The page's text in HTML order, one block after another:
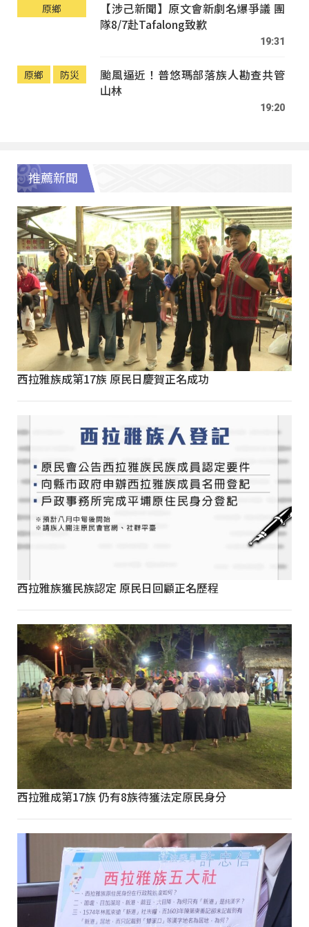
原鄉
【涉己新聞】原文會新劇名爆爭議 團
隊8/7赴Tafalong致歉
19:31
原鄉 防災
颱風逼近！普悠瑪部落族人勘查共管
山林
19:20
推薦新聞
西拉雅族成第17族 原民日慶賀正名成功
西拉雅族獲民族認定 原民日回顧正名歷程
西拉雅成第17族 仍有8族待獲法定原民身分